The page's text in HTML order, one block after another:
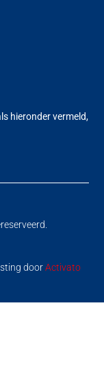
hieronder vermeld,
doorActivato